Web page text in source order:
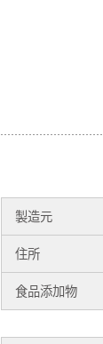
製造元
住所
食品添加物